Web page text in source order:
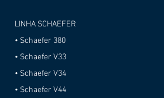
LINHA SCHAEFER
• Schaefer 380
• Schaefer V33
• Schaefer V34
• Schaefer V44